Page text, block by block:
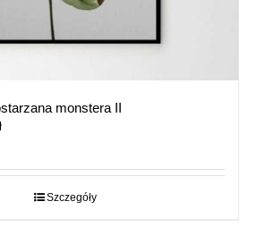
monstera II
Zakres
29,00 zł
Szczegóły